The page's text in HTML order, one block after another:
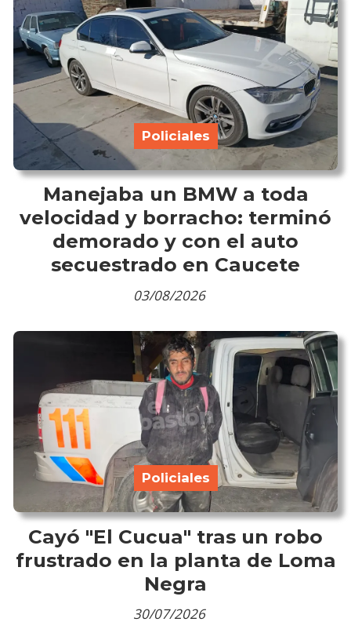
Manejaba un BMW a toda
velocidad y borracho: terminó
demorado y con el auto
secuestrado en Caucete
Policiales
03/08/2026
Cayó "El Cucua" tras un robo
frustrado en la planta de Loma
Negra
Policiales
30/07/2026